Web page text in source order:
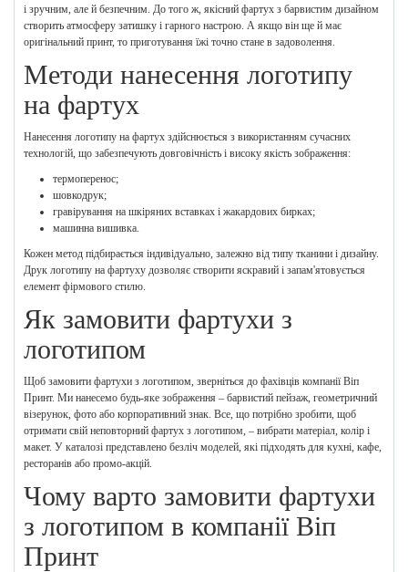
і зручним, але й безпечним. До того ж, якісний фартух з барвистим дизайном
створить атмосферу затишку і гарного настрою. А якщо він ще й має
оригінальний принт, то приготування їжі точно стане в задоволення.
Методи нанесення логотипу
на фартух
Нанесення логотипу на фартух здійснюється з використанням сучасних
технологій, що забезпечують довговічність і високу якість зображення:
термоперенос;
шовкодрук;
гравірування на шкіряних вставках і жакардових бирках;
машинна вишивка.
Кожен метод підбирається індивідуально, залежно від типу тканини і дизайну.
Друк логотипу на фартуху дозволяє створити яскравий і запам'ятовується
елемент фірмового стилю.
Як замовити фартухи з
логотипом
Щоб замовити фартухи з логотипом, зверніться до фахівців компанії Віп
Принт. Ми нанесемо будь-яке зображення – барвистий пейзаж, геометричний
візерунок, фото або корпоративний знак. Все, що потрібно зробити, щоб
отримати свій неповторний фартух з логотипом, – вибрати матеріал, колір і
макет. У каталозі представлено безліч моделей, які підходять для кухні, кафе,
ресторанів або промо-акцій.
Чому варто замовити фартухи
з логотипом в компанії Віп
Принт